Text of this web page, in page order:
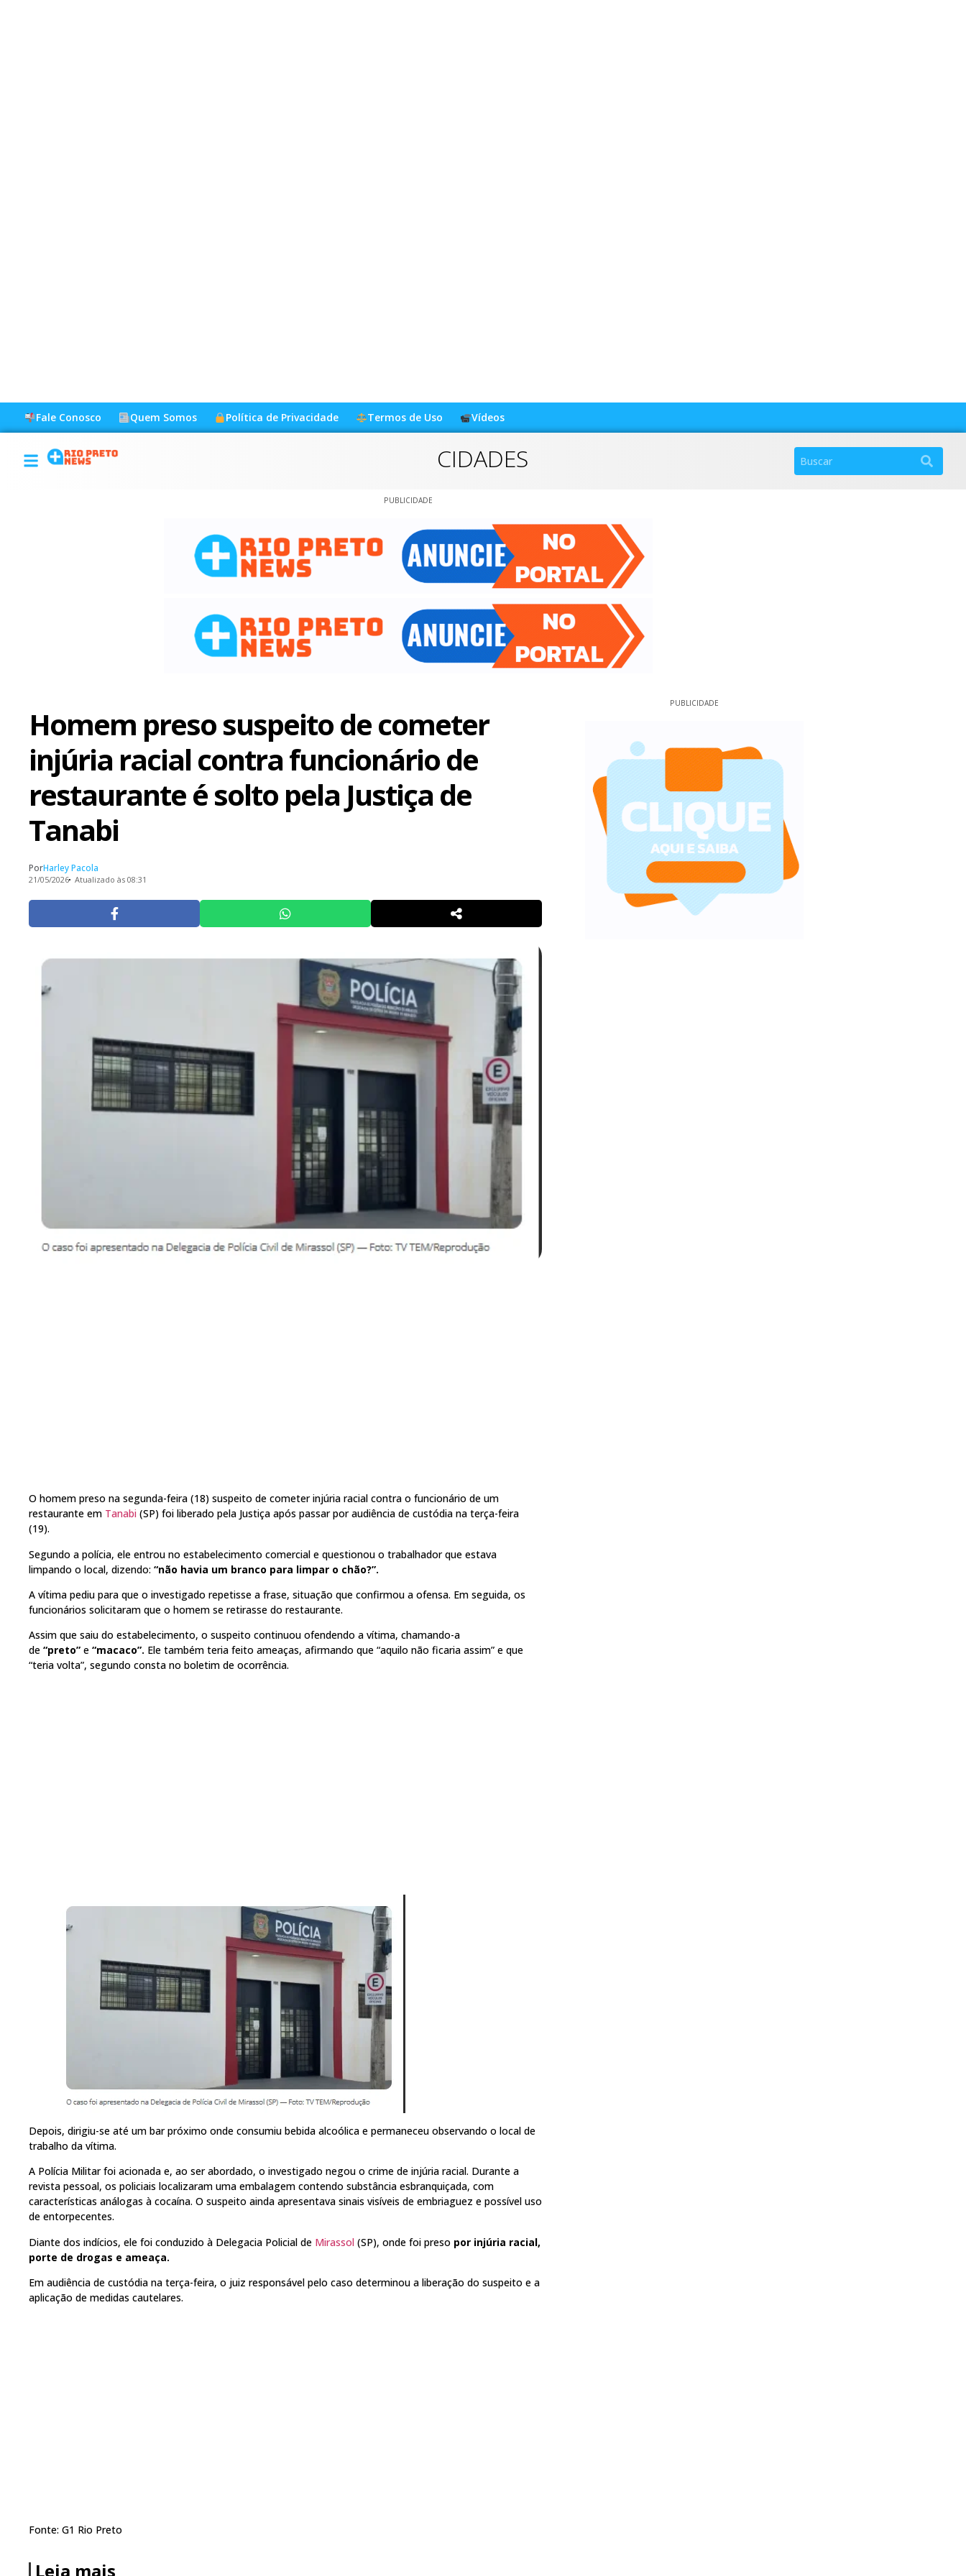
Fale Conosco Quem Somos Política de Privacidade Termos de Uso Vídeos
CIDADES
PUBLICIDADE
Homem preso suspeito de cometer
injúria racial contra funcionário de
restaurante é solto pela Justiça de
Tanabi
PorHarley Pacola
21/05/2026 Atualizado às 08:31
O homem preso na segunda-feira (18) suspeito de cometer injúria racial contra o funcionário de um
restaurante em Tanabi (SP) foi liberado pela Justiça após passar por audiência de custódia na terça-feira
(19).
Segundo a polícia, ele entrou no estabelecimento comercial e questionou o trabalhador que estava
limpando o local, dizendo: “não havia um branco para limpar o chão?”.
A vítima pediu para que o investigado repetisse a frase, situação que confirmou a ofensa. Em seguida, os
funcionários solicitaram que o homem se retirasse do restaurante.
Assim que saiu do estabelecimento, o suspeito continuou ofendendo a vítima, chamando-a
de “preto” e “macaco”. Ele também teria feito ameaças, afirmando que “aquilo não ficaria assim” e que
“teria volta”, segundo consta no boletim de ocorrência.
Depois, dirigiu-se até um bar próximo onde consumiu bebida alcoólica e permaneceu observando o local de
trabalho da vítima.
A Polícia Militar foi acionada e, ao ser abordado, o investigado negou o crime de injúria racial. Durante a
revista pessoal, os policiais localizaram uma embalagem contendo substância esbranquiçada, com
características análogas à cocaína. O suspeito ainda apresentava sinais visíveis de embriaguez e possível uso
de entorpecentes.
Diante dos indícios, ele foi conduzido à Delegacia Policial de Mirassol (SP), onde foi preso por injúria racial,
porte de drogas e ameaça.
Em audiência de custódia na terça-feira, o juiz responsável pelo caso determinou a liberação do suspeito e a
aplicação de medidas cautelares.
Fonte: G1 Rio Preto
Leia mais
PUBLICIDADE